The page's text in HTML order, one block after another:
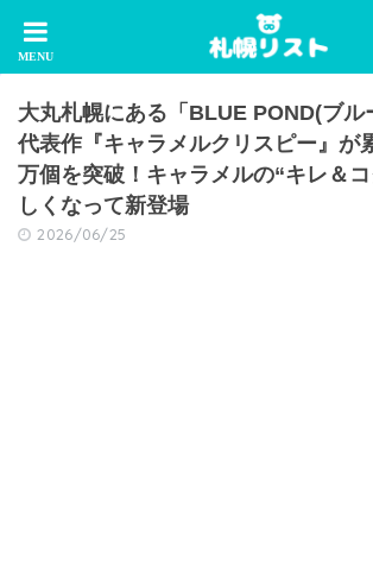
大丸札幌にある「BLUE POND(ブル
代表作『キャラメルクリスピー』が
万個を突破！キャラメルの“キレ＆
しくなって新登場
2026/06/25